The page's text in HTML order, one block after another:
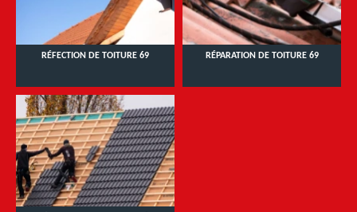
RÉFECTION DE TOITURE 69 RÉPARATION DE TOITURE 69